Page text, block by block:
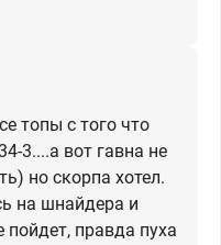
топы с того что
3....а вот гавна не
но скорпа хотел.
на шнайдера и
правда пуха